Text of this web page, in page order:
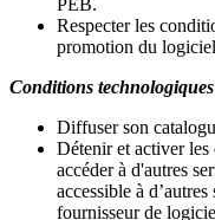
PEB.
Respecter les
promotion du
Conditions technologiques
Diffuser son
Détenir et activer
accéder à d'autres
accessible à d’autres
fournisseur de